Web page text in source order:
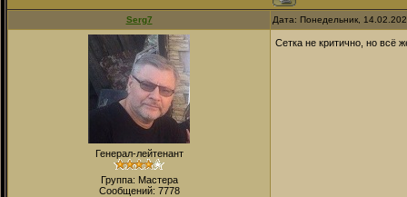
Serg7 Дата: Понедельник,
Генерал-лейтенант
Группа: Мастера
Сообщений: 7778
Сетка не критично, но всё